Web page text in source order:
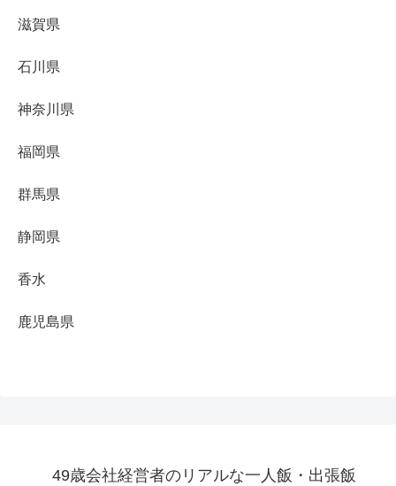
滋賀県
石川県
神奈川県
福岡県
群馬県
静岡県
香水
鹿児島県
49歳会社経営者のリアルな一人飯・出張飯